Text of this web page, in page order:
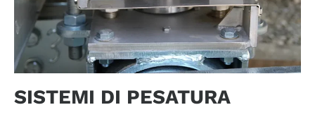
SISTEMI DI PESATURA